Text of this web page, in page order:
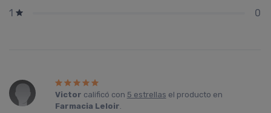
1
0
Victor calificó con 5 estrellas el producto en
Farmacia Leloir.